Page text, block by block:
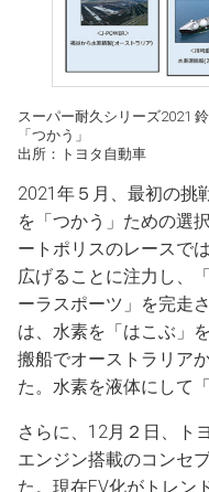
スーパー耐久シリーズ2021
「つかう」
出所：トヨタ自動車
2021年５月、最初の挑
を「つかう」ための選
ートポリスのレースで
広げることに注力し、
ーラスポーツ」を完走
は、水素を「はこぶ」
搬船でオーストラリア
た。水素を液体にして
さらに、12月２日、ト
エンジン搭載のコンセ
た。現在EV化がトレン